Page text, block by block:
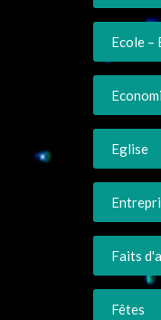
Ecole –
Eglise
Faits
Fêtes